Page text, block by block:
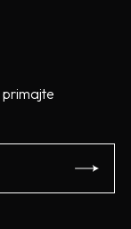
primajte